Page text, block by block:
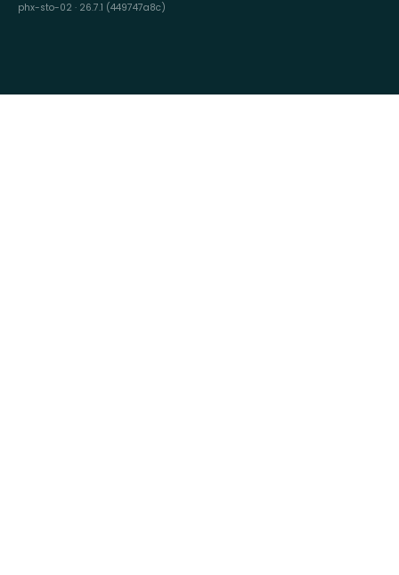
phx-sto-02 · 26.7.1 (449747a8c)